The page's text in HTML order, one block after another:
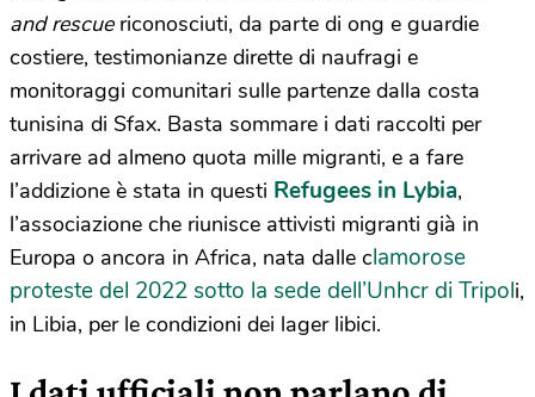
and rescuericonosciuti, da parte di ong e guardie
costiere, testimonianze dirette di naufragi e
monitoraggi comunitari sulle partenze dalla costa
tunisina di Sfax. Basta sommare i dati raccolti per
arrivare ad almeno quota mille migranti, e a fare
l’addizione è stata in questi Refugees in Lybia,
l’associazione che riunisce attivisti migranti già in
Europa o ancora in Africa, nata dalle clamorose
proteste del 2022 sotto la sede dell’Unhcr di Tripoli,
in Libia, per le condizioni dei lager libici.